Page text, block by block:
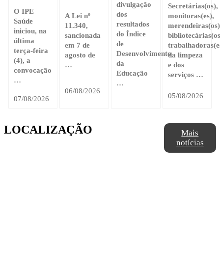
O IPE
Saúde
iniciou, na
última
terça-feira
(4), a
convocação
…
07/08/2026
A Lei nº
11.340,
sancionada
em 7 de
agosto de
…
06/08/2026
divulgação
dos
resultados
do Índice
de
Desenvolvimento
da
Educação
…
Secretárias(os),
monitoras(es),
da limpeza
e dos
serviços …
05/08/2026
Mais
notícias
LOCALIZAÇÃO